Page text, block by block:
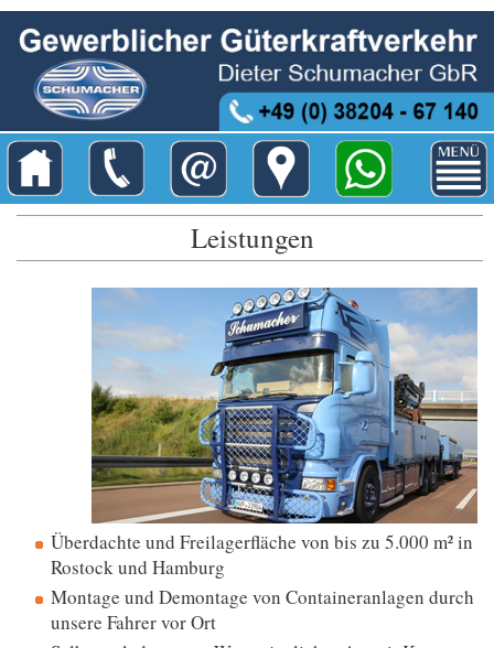
Leistungen
Überdachte und Freilagerfläche von bis zu 5.000 m² in
Rostock und Hamburg
Montage und Demontage von Containeranlagen durch
unsere Fahrer vor Ort